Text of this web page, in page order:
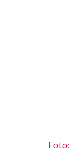
Foto: